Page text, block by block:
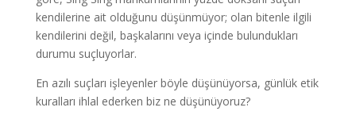
kendilerine ait olduğunu düşünmüyor; olan bitenle ilgili
kendilerini değil, başkalarını veya içinde bulundukları
durumu suçluyorlar.
En azılı suçları işleyenler böyle düşünüyorsa, günlük etik
kuralları ihlal ederken biz ne düşünüyoruz?